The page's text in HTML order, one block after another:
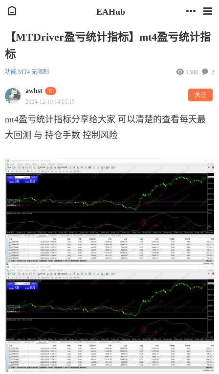
EAHub
【MTDriver盈亏统计指标】mt4盈亏统计指
标
功能 MT4 无限制 2
1588
awhst D
2024-12-19 14:05:19
关注
mt4盈亏统计指标分享给大家 可以清楚的查看每天最
大回测 与 持仓手数 控制风险